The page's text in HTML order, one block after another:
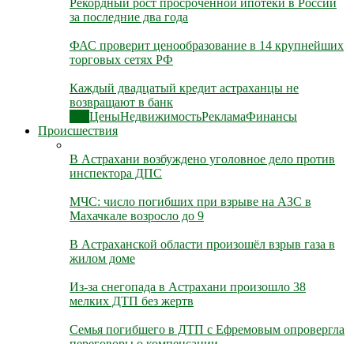
Рекордный рост просроченной ипотеки в России
за последние два года
ФАС проверит ценообразование в 14 крупнейших
торговых сетях РФ
Каждый двадцатый кредит астраханцы не
возвращают в банк
ЦеныНедвижимостьРекламаФинансы
Происшествия
В Астрахани возбуждено уголовное дело против
инспектора ДПС
МЧС: число погибших при взрыве на АЗС в
Махачкале возросло до 9
В Астраханской области произошёл взрыв газа в
жилом доме
Из-за снегопада в Астрахани произошло 38
мелких ДТП без жертв
Семья погибшего в ДТП с Ефремовым опровергла